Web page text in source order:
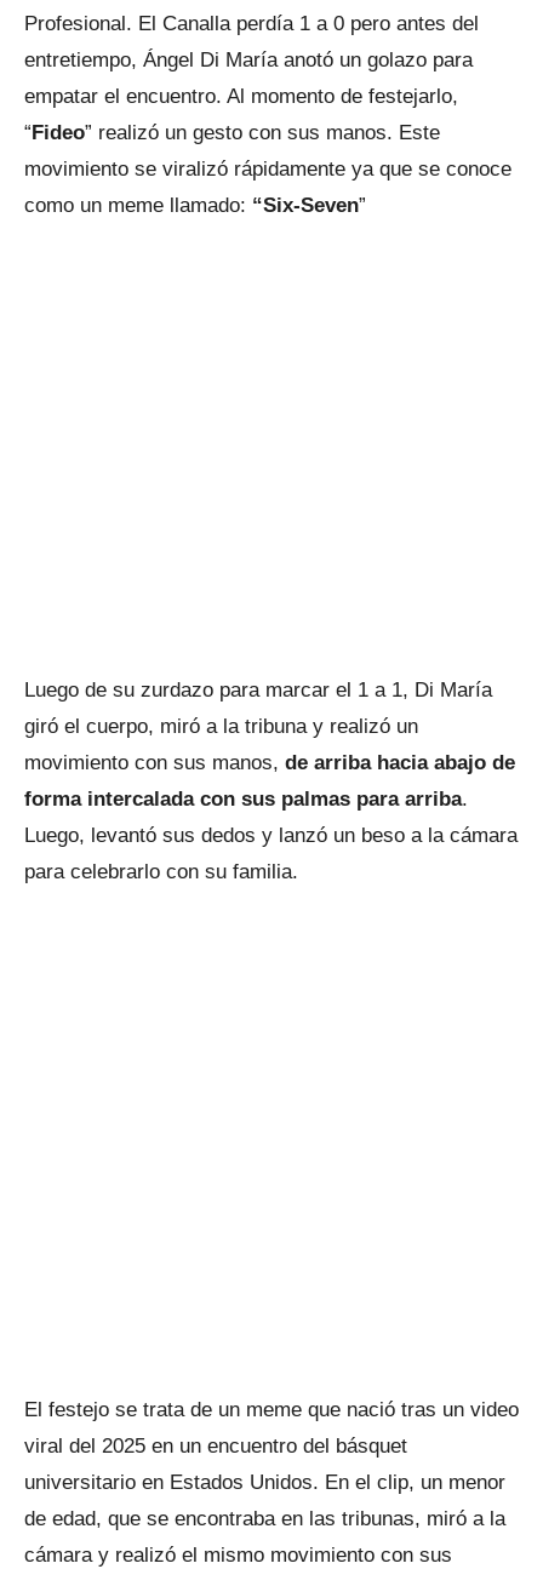
Profesional. El Canalla perdía 1 a 0 pero antes del
entretiempo, Ángel Di María anotó un golazo para
empatar el encuentro. Al momento de festejarlo,
“Fideo” realizó un gesto con sus manos. Este
movimiento se viralizó rápidamente ya que se conoce
como un meme llamado: “Six-Seven”
Luego de su zurdazo para marcar el 1 a 1, Di María
giró el cuerpo, miró a la tribuna y realizó un
movimiento con sus manos, de arriba hacia abajo de
forma intercalada con sus palmas para arriba.
Luego, levantó sus dedos y lanzó un beso a la cámara
para celebrarlo con su familia.
El festejo se trata de un meme que nació tras un video
viral del 2025 en un encuentro del básquet
universitario en Estados Unidos. En el clip, un menor
de edad, que se encontraba en las tribunas, miró a la
cámara y realizó el mismo movimiento con sus